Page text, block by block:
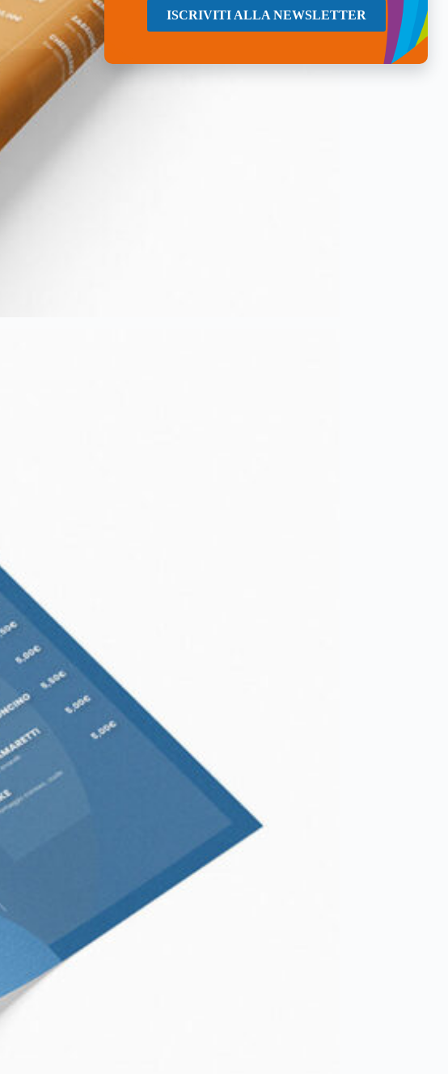
ISCRIVITI ALLA NEWSLETTER